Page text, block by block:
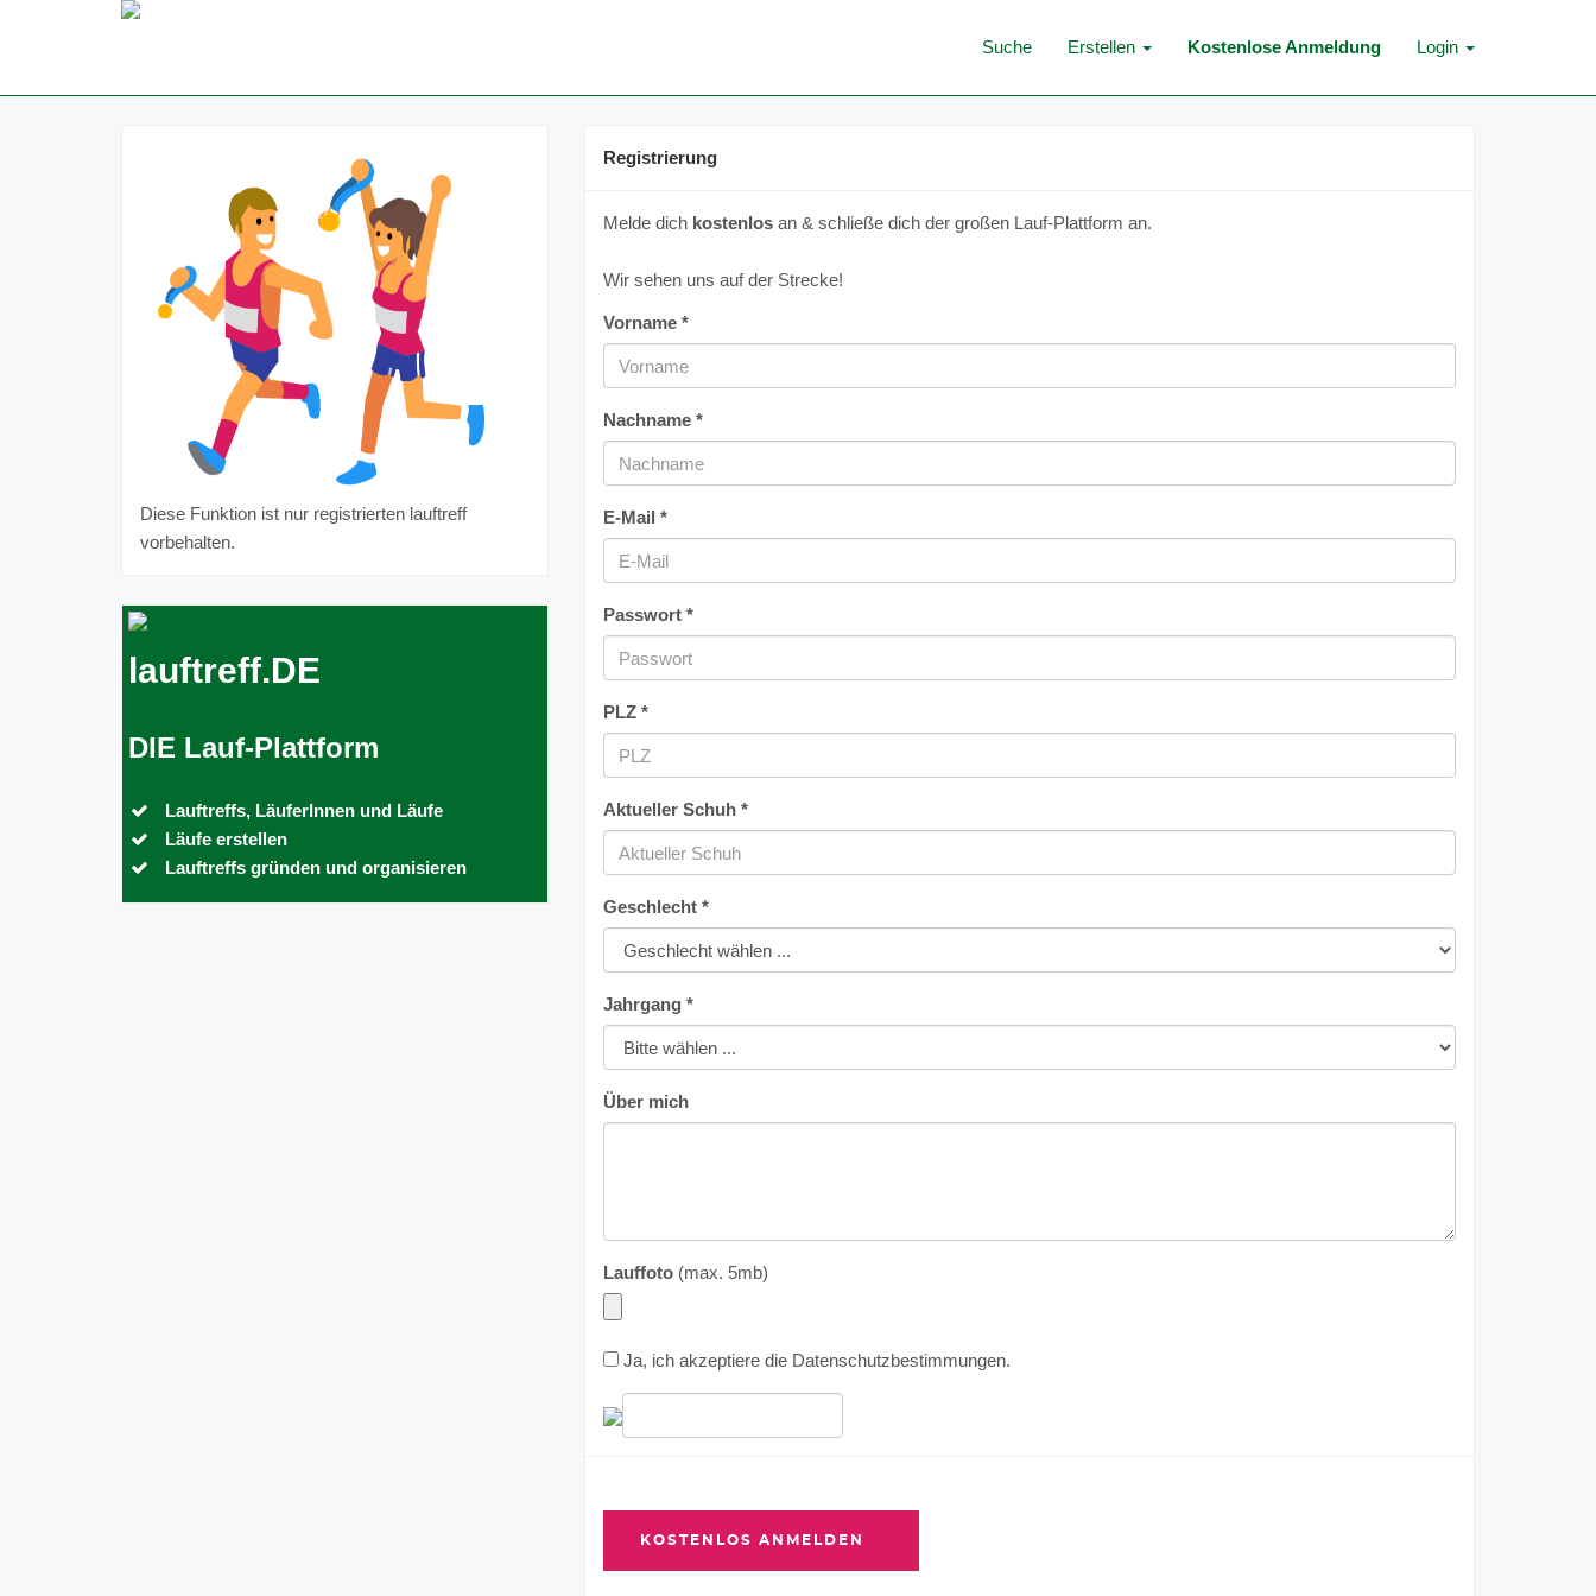
Suche Erstellen Kostenlose Anmeldung Login
Diese Funktion ist nur registrierten lauftreff
vorbehalten.
lauftreff.DE
DIE Lauf-Plattform
Lauftreffs, LäuferInnen und Läufe
Läufe erstellen
Lauftreffs gründen und organisieren
Registrierung
Melde dich kostenlos an & schließe dich der großen Lauf-Plattform an.
Wir sehen uns auf der Strecke!
Vorname *
Nachname *
E-Mail *
Passwort *
PLZ *
Aktueller Schuh *
Geschlecht *
Jahrgang *
Über mich
Lauffoto (max. 5mb)
Ja, ich akzeptiere die Datenschutzbestimmungen.